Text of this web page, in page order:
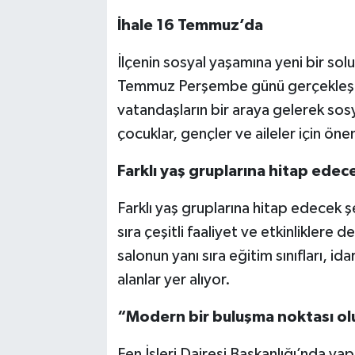
İhale 16 Temmuz’da
İlçenin sosyal yaşamına yeni bir
Temmuz Perşembe günü
vatandaşların bir araya gelerek
çocuklar, gençler ve aileler için
Farklı yaş gruplarına hitap
Farklı yaş gruplarına hitap edecek
sıra çeşitli faaliyet ve etkinliklere
salonun yanı sıra eğitim sınıfları,
alanlar yer alıyor.
“Modern bir buluşma noktası